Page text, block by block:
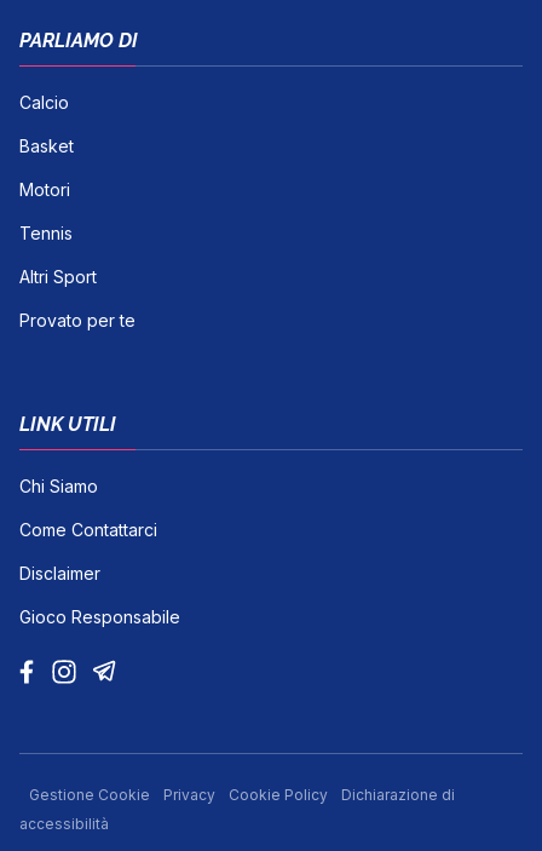
PARLIAMO DI
Calcio
Basket
Motori
Tennis
Altri Sport
Provato per te
LINK UTILI
Chi Siamo
Come Contattarci
Disclaimer
Gioco Responsabile
Gestione Cookie Privacy Cookie Policy
Dichiarazione di
accessibilità